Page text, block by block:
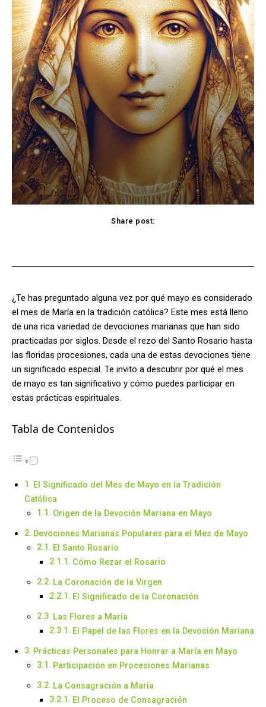
Share post:
¿Te has preguntado alguna vez por qué mayo es considerado
el mes de María en la tradición católica? Este mes está lleno
de una rica variedad de devociones marianas que han sido
practicadas por siglos. Desde el rezo del Santo Rosario hasta
las floridas procesiones, cada una de estas devociones tiene
un significado especial. Te invito a descubrir por qué el mes
de mayo es tan significativo y cómo puedes participar en
estas prácticas espirituales.
Tabla de Contenidos
El Significado del Mes de Mayo en la Tradición
Católica
Origen de la Devoción Mariana en Mayo
Devociones Marianas Populares para el Mes de Mayo
El Santo Rosario
Cómo Rezar el Rosario
La Coronación de la Virgen
El Significado de la Coronación
Las Flores a María
El Papel de las Flores en la Devoción Mariana
Prácticas Personales para Honrar a María en Mayo
Participación en Procesiones Marianas
La Consagración a María
El Proceso de Consagración